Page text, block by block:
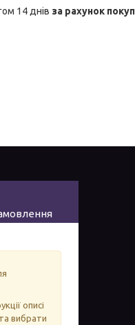
14 днів за рахунок
описі
вибрати